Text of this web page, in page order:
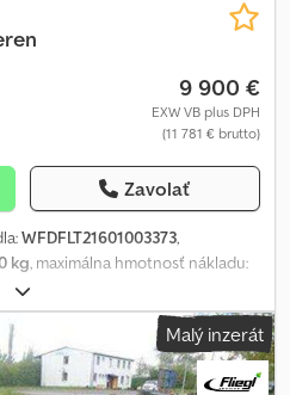
9 900 €
EXW VB plus DPH
(11 781 € brutto)
Zavolať
WFDFLT21601003373,
kg , maximálna hmotnosť nákladu:
13 400 kg
, celková dĺžka:5 200 mm,
pneumatiky: 285/70 R19,5", farba:
VOZIDLÁ K DISPOZÍCII! - 4
K DISPOZÍCII! Prebieha
Malý inzerát